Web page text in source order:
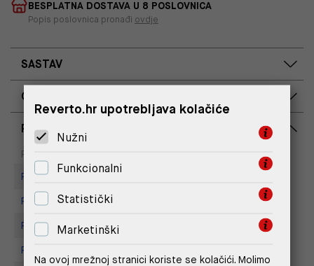
BESPLATNA DOSTAVA U 8 POSLOVNICA
Popis poslovnica pronađi ovdje
SASTAV
OPIS PROIZVODA
RASPOLOŽIVOST PO POSLOVNICAMA
Poslovnica
Replay Store, Supernova Zadar
Replay Store, Joker Centar
Replay store, Arena centar
Replay Store, Mall of Split
Reverto.hr upotrebljava kolačiće
Nužni
Funkcionalni
Statistički
Marketinški
Na ovoj mrežnoj stranici koriste se kolačići. Molimo